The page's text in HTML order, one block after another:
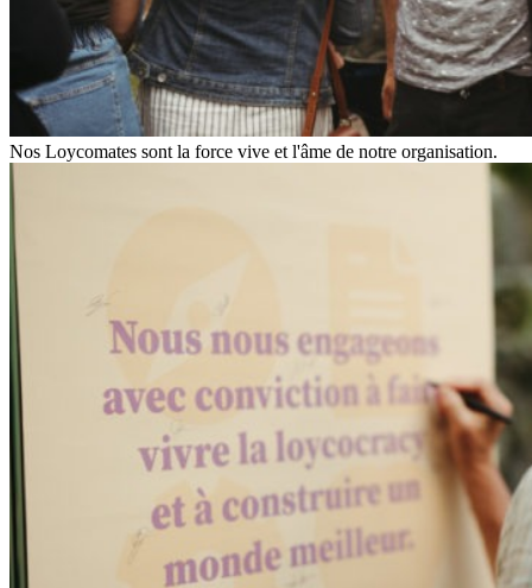
Nos Loycomates sont la force vive et l'âme de notre organisation.